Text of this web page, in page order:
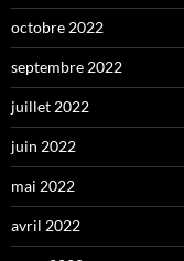
octobre 2022
septembre 2022
juillet 2022
juin 2022
mai 2022
avril 2022